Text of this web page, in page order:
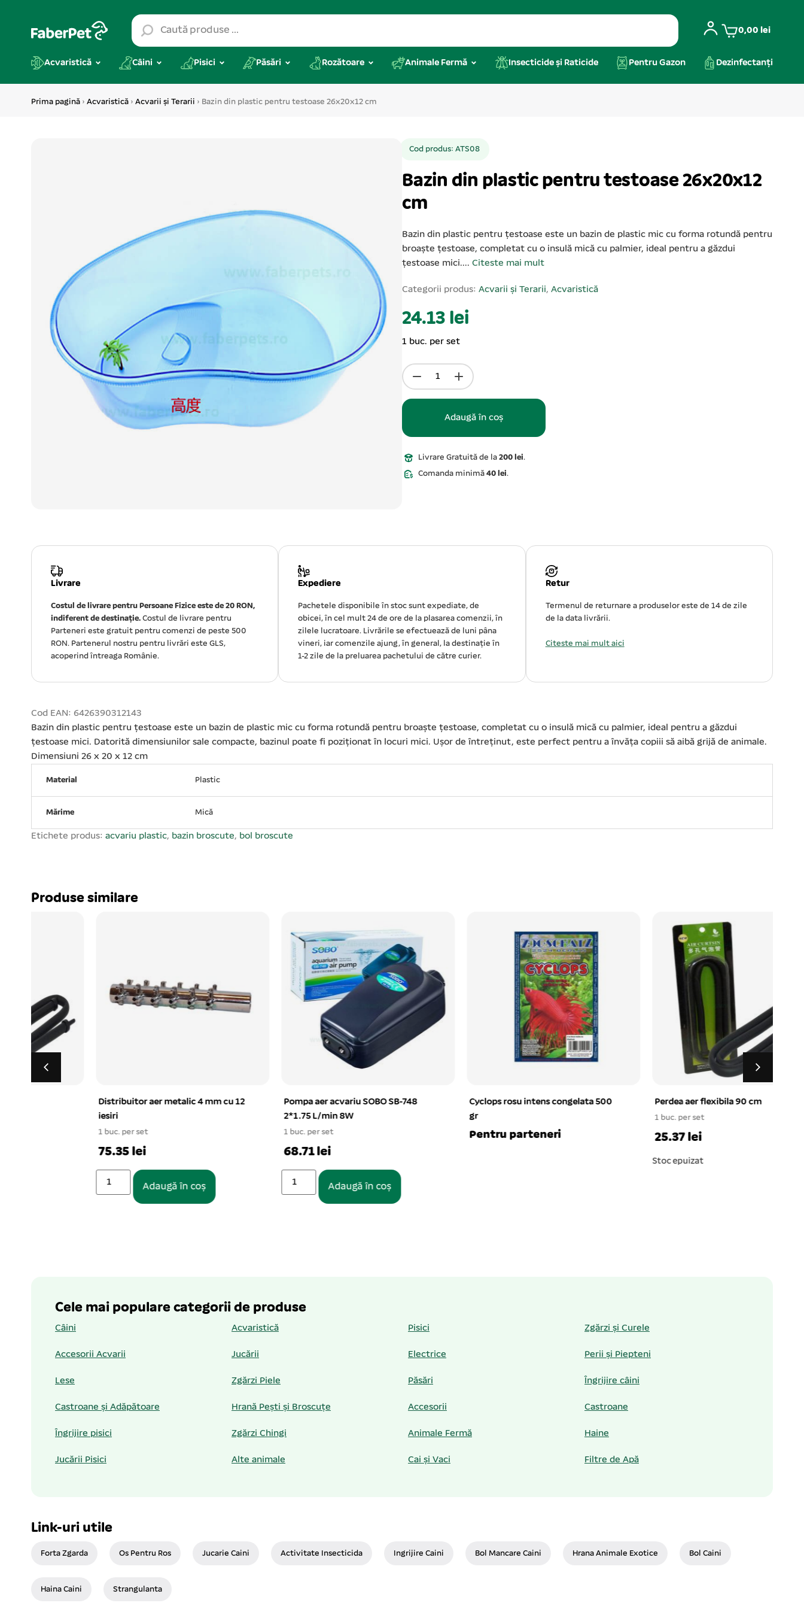
0,00 lei
Acvaristică Câini Pisici Păsări Rozătoare Animale Fermă Insecticide și Raticide Pentru Gazon Dezinfectanți
Prima pagină › Acvaristică › Acvarii și Terarii › Bazin din plastic pentru testoase 26x20x12 cm
Cod produs: ATS08
Bazin din plastic pentru testoase 26x20x12
cm
Bazin din plastic pentru țestoase este un bazin de plastic mic cu forma rotundă pentru
broaște țestoase, completat cu o insulă mică cu palmier, ideal pentru a găzdui
țestoase mici.... Citeste mai mult
Categorii produs: Acvarii și Terarii, Acvaristică
24.13 lei
1 buc. per set
Adaugă în coș
Livrare Gratuită de la 200 lei.
Comanda minimă 40 lei.
Livrare
Costul de livrare pentru Persoane Fizice este de 20 RON,
indiferent de destinație. Costul de livrare pentru
Parteneri este gratuit pentru comenzi de peste 500
RON. Partenerul nostru pentru livrări este GLS,
acoperind întreaga Românie.
Expediere
Pachetele disponibile în stoc sunt expediate, de
obicei, în cel mult 24 de ore de la plasarea comenzii, în
zilele lucratoare. Livrările se efectuează de luni pâna
vineri, iar comenzile ajung, în general, la destinație în
1-2 zile de la preluarea pachetului de către curier.
Retur
Termenul de returnare a produselor este de 14 de zile
de la data livrării.
Citeste mai mult aici
Cod EAN: 6426390312143
Bazin din plastic pentru țestoase este un bazin de plastic mic cu forma rotundă pentru broaște țestoase, completat cu o insulă mică cu palmier, ideal pentru a găzdui
țestoase mici. Datorită dimensiunilor sale compacte, bazinul poate fi poziționat în locuri mici. Ușor de întreținut, este perfect pentru a învăța copiii să aibă grijă de animale.
Dimensiuni 26 x 20 x 12 cm
Material Plastic
Mărime Mică
Etichete produs: acvariu plastic, bazin broscute, bol broscute
Produse similare
Distribuitor aer metalic 4 mm cu 12
Adaugă în coș
Pompa aer acvariu SOBO SB-748
2*1.75 L/min 8W
Adaugă în coș
Cyclops rosu intens congelata 500
Pentru parteneri
Perdea aer flexibila 90 cm
Cele mai populare categorii de produse
Câini Acvaristică Pisici Zgărzi și Curele
Accesorii Acvarii Jucării Electrice Perii și Piepteni
Lese Zgărzi Piele Păsări Îngrijire câini
Castroane și Adăpătoare Hrană Pești și Broscuțe Accesorii Castroane
Îngrijire pisici Zgărzi Chingi Animale Fermă Haine
Jucării Pisici Alte animale Cai și Vaci Filtre de Apă
Link-uri utile
Forta Zgarda Os Pentru Ros Jucarie Caini Activitate Insecticida Ingrijire Caini Bol Mancare Caini Hrana Animale Exotice Bol Caini
Haina Caini Strangulanta